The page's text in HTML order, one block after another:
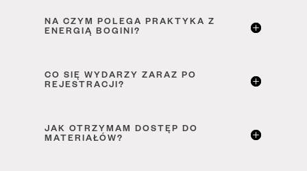
NA CZYM POLEGA PRAKTYKA Z
ENERGIĄ BOGINI?
CO SIĘ WYDARZY ZARAZ PO
REJESTRACJI?
JAK OTRZYMAM DOSTĘP DO
MATERIAŁÓW?